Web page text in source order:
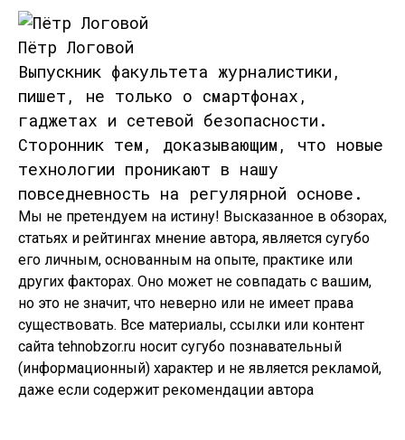
Пётр Логовой
Выпускник факультета журналистики,
пишет, не только о смартфонах,
гаджетах и сетевой безопасности.
Сторонник тем, доказывающим, что новые
технологии проникают в нашу
повседневность на регулярной основе.
Мы не претендуем на истину! Высказанное в обзорах,
статьях и рейтингах мнение автора, является сугубо
его личным, основанным на опыте, практике или
других факторах. Оно может не совпадать с вашим,
но это не значит, что неверно или не имеет права
существовать. Все материалы, ссылки или контент
сайта tehnobzor.ru носит сугубо познавательный
(информационный) характер и не является рекламой,
даже если содержит рекомендации автора